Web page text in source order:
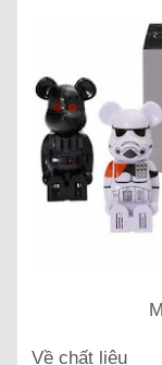
Về chất liệu